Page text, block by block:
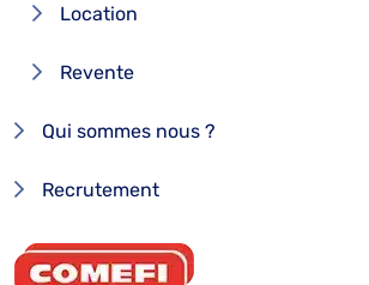
Location
Revente
Qui sommes nous ?
Recrutement